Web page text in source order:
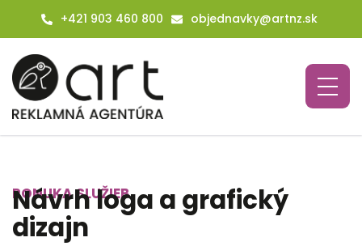
+421 903 460 800 objednavky@artnz.sk
PONUKA SLUŽIEB
Návrh loga a grafický
dizajn